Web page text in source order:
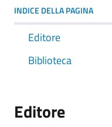
INDICE DELLA PAGINA
Editore
Biblioteca
Editore